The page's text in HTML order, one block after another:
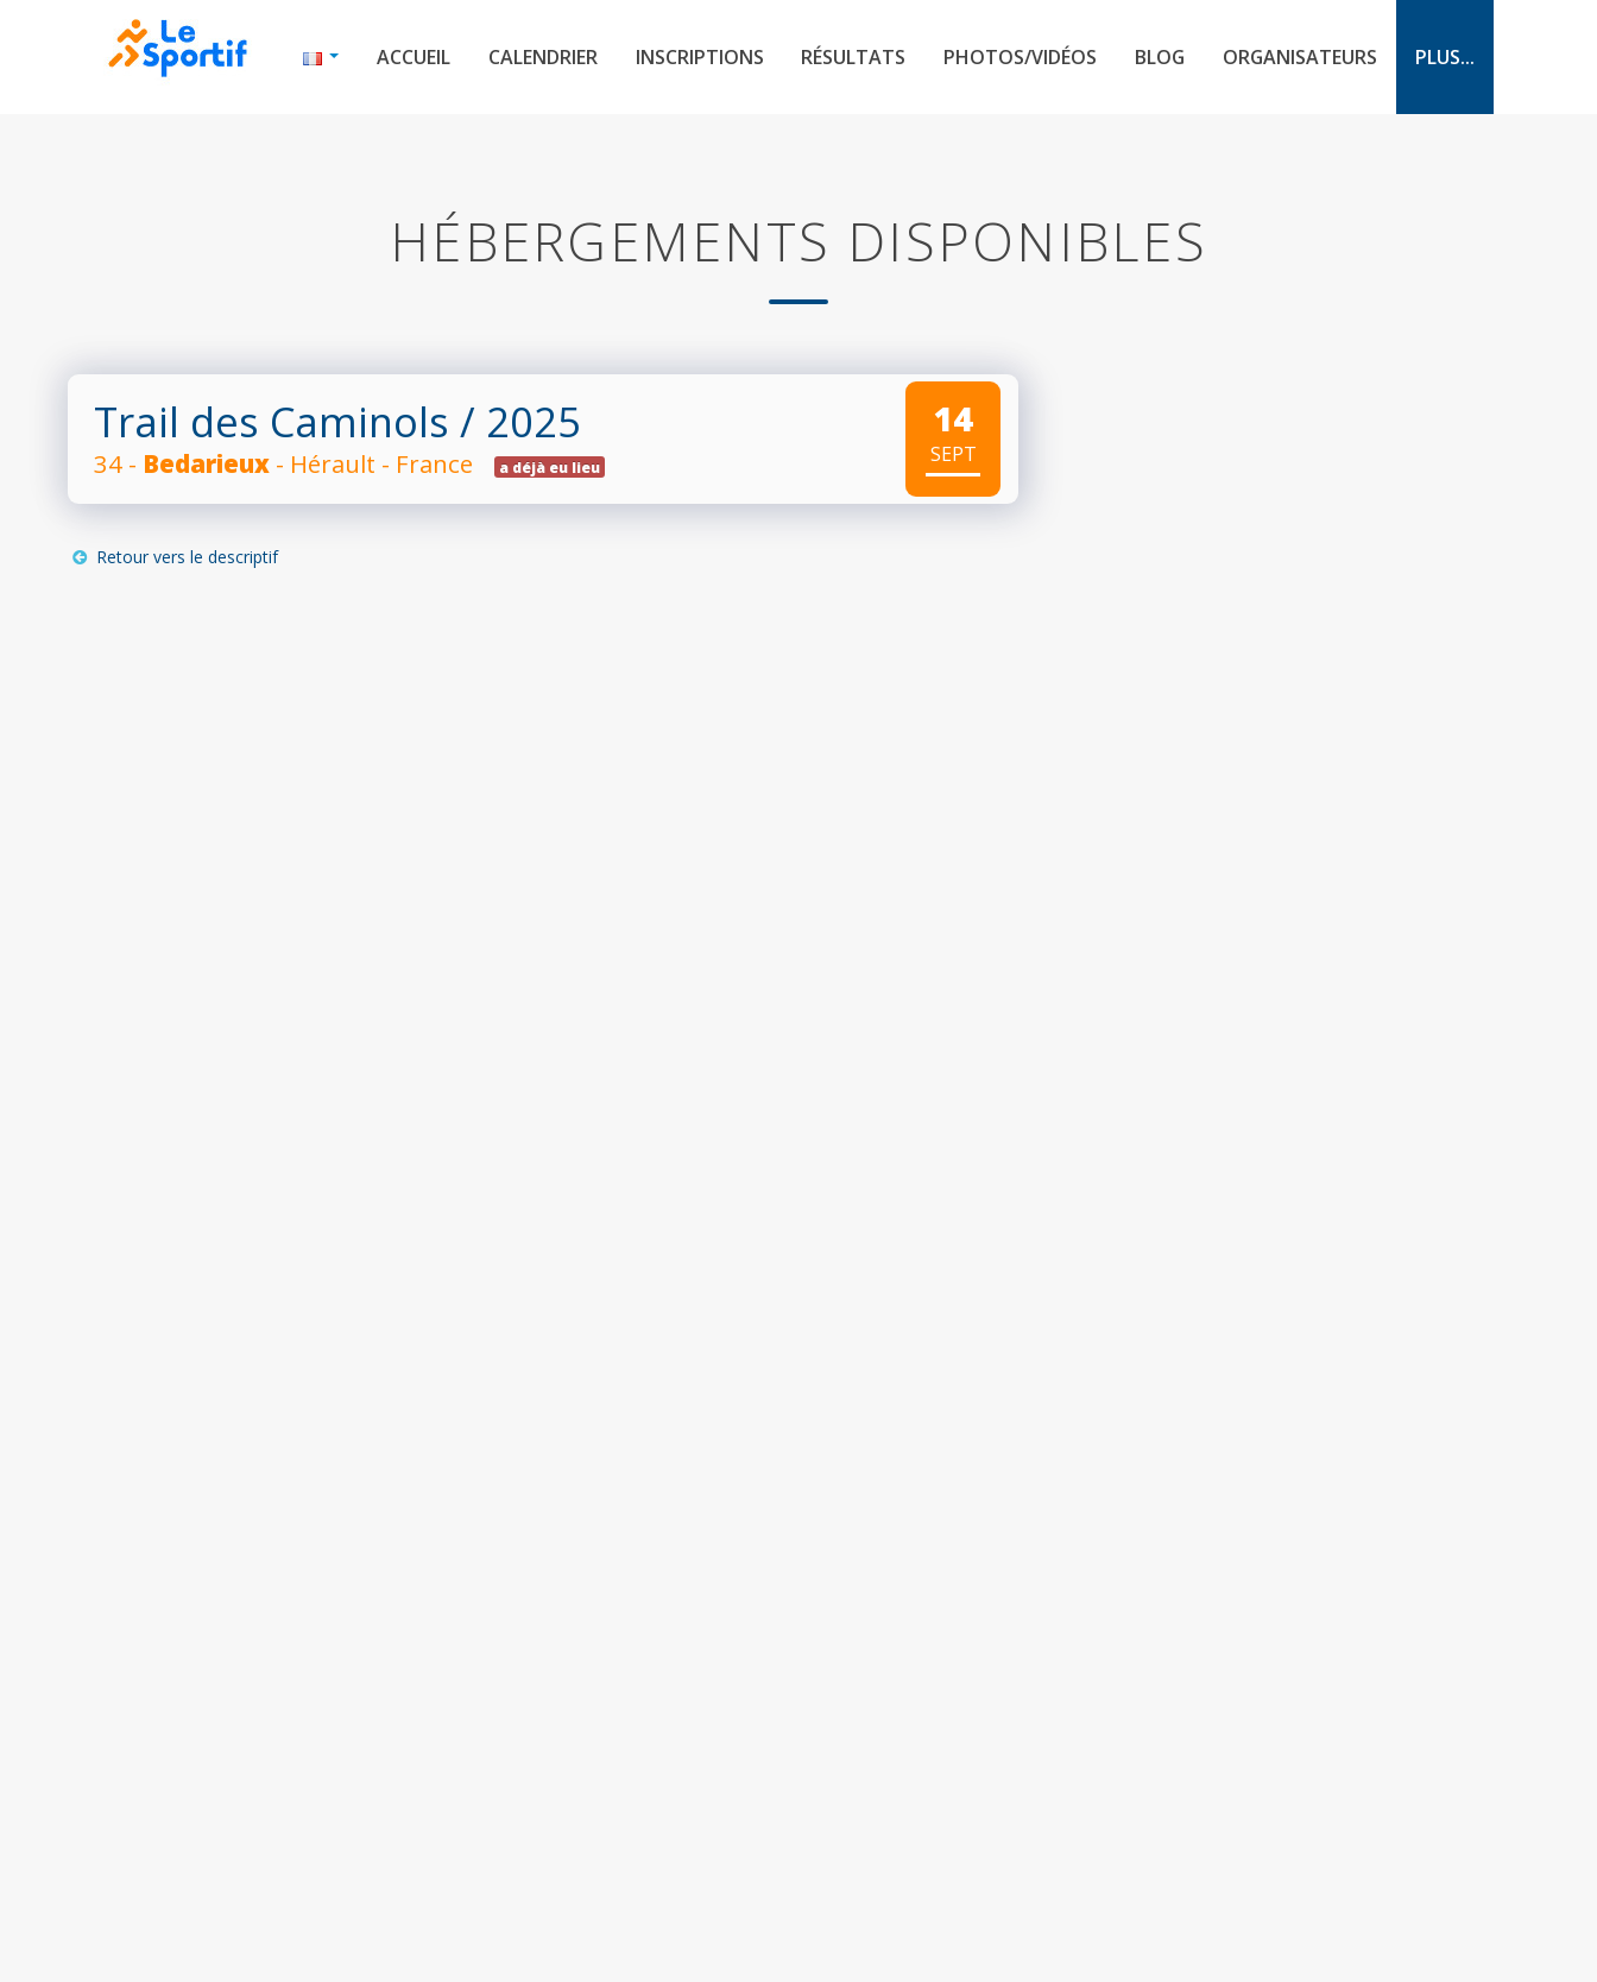
ACCUEIL CALENDRIER INSCRIPTIONS RÉSULTATS PHOTOS/VIDÉOS BLOG ORGANISATEURS PLUS...
HÉBERGEMENTS DISPONIBLES
Trail des Caminols / 2025
34 - Bedarieux - Hérault - France a déjà eu lieu
14
SEPT
Retour vers le descriptif